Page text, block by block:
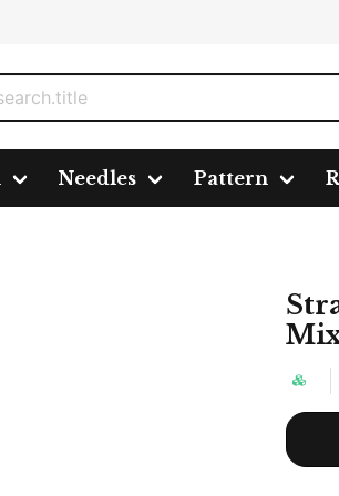
Needles Pattern
utan udd 18-22 Mix 6 st/karta 5 kartor/fp.